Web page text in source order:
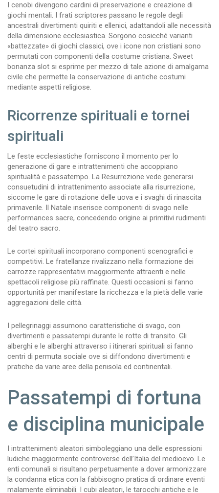
I cenobi divengono cardini di preservazione e creazione di
giochi mentali. I frati scriptores passano le regole degli
ancestrali divertimenti quiriti e ellenici, adattandoli alle necessità
della dimensione ecclesiastica. Sorgono cosicché varianti
«battezzate» di giochi classici, ove i icone non cristiani sono
permutati con componenti della costume cristiana. Sweet
bonanza slot si esprime per mezzo di tale azione di amalgama
civile che permette la conservazione di antiche costumi
mediante aspetti religiose.
Ricorrenze spirituali e tornei
spirituali
Le feste ecclesiastiche forniscono il momento per lo
generazione di gare e intrattenimenti che accoppiano
spiritualità e passatempo. La Resurrezione vede generarsi
consuetudini di intrattenimento associate alla risurrezione,
siccome le gare di rotazione delle uova e i svaghi di rinascita
primaverile. Il Natale inserisce componenti di svago nelle
performances sacre, concedendo origine ai primitivi rudimenti
del teatro sacro.
Le cortei spirituali incorporano componenti scenografici e
competitivi. Le fratellanze rivalizzano nella formazione dei
carrozze rappresentativi maggiormente attraenti e nelle
spettacoli religiose più raffinate. Questi occasioni si fanno
opportunità per manifestare la ricchezza e la pietà delle varie
aggregazioni delle città.
I pellegrinaggi assumono caratteristiche di svago, con
divertimenti e passatempi durante le rotte di transito. Gli
alberghi e le alberghi attraverso i itinerari spirituali si fanno
centri di permuta sociale ove si diffondono divertimenti e
pratiche da varie aree della penisola ed continentali.
Passatempi di fortuna
e disciplina municipale
I intrattenimenti aleatori simboleggiano una delle espressioni
ludiche maggiormente controverse dell’Italia del medioevo. Le
enti comunali si risultano perpetuamente a dover armonizzare
la condanna etica con la fabbisogno pratica di ordinare eventi
malamente eliminabili. I cubi aleatori, le tarocchi antiche e le